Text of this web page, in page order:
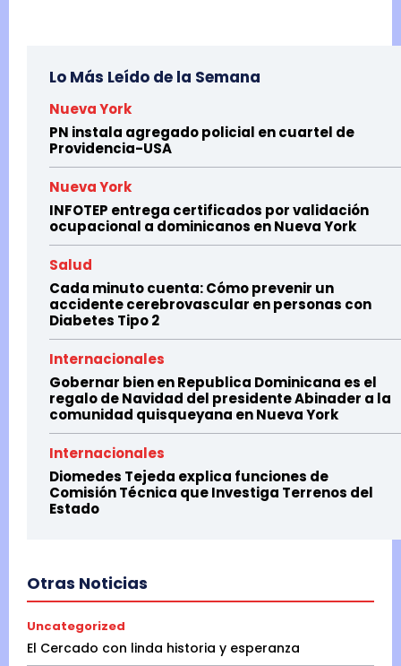
Lo Más Leído de la Semana
Nueva York
PN instala agregado policial en cuartel de
Providencia-USA
Nueva York
INFOTEP entrega certificados por validación
ocupacional a dominicanos en Nueva York
Salud
Cada minuto cuenta: Cómo prevenir un
accidente cerebrovascular en personas con
Diabetes Tipo 2
Internacionales
Gobernar bien en Republica Dominicana es el
regalo de Navidad del presidente Abinader a la
comunidad quisqueyana en Nueva York
Internacionales
Diomedes Tejeda explica funciones de
Comisión Técnica que Investiga Terrenos del
Estado
Otras Noticias
Uncategorized
El Cercado con linda historia y esperanza